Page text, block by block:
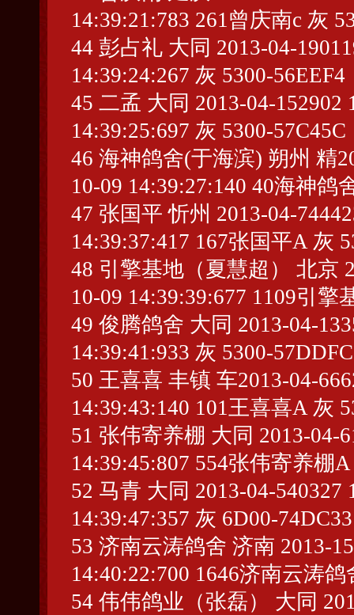
14:39:21:783 261曾庆南c 灰
44 彭占礼 大同 2013-04-
14:39:24:267 灰 5300-56EEF4
45 二孟 大同 2013-04-152902
14:39:25:697 灰 5300-57C45C
46 海神鸽舍(于海滨) 朔州 精
10-09 14:39:27:140 40海神鸽
47 张国平 忻州 2013-04-
14:39:37:417 167张国平A 灰
48 引擎基地（夏慧超） 北京
10-09 14:39:39:677 1109引
49 俊腾鸽舍 大同 2013-04-
14:39:41:933 灰 5300-57DDFC
50 王喜喜 丰镇 车2013-04-
14:39:43:140 101王喜喜A 灰
51 张伟寄养棚 大同 2013-04-
14:39:45:807 554张伟寄养棚
52 马青 大同 2013-04-540327
14:39:47:357 灰 6D00-74DC33
53 济南云涛鸽舍 济南 2013-
14:40:22:700 1646济南云涛
54 伟伟鸽业（张磊） 大同